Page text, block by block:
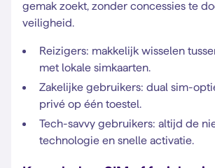
gemak zoekt, zonder concessies te
veiligheid.
Reizigers: makkelijk wisselen
met lokale simkaarten.
Zakelijke gebruikers: dual sim-
privé op één toestel.
Tech-savvy gebruikers: altijd de
technologie en snelle activatie.